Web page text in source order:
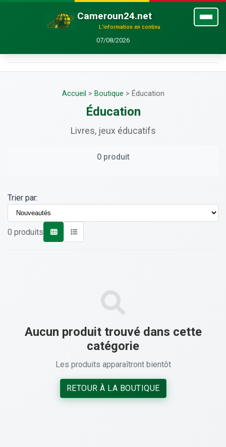
Cameroun24.net
L'information en continu
07/08/2026
Accueil > Boutique > Éducation
Éducation
Livres, jeux éducatifs
0 produit
Trier par:
0 produits
Aucun produit trouvé dans cette
catégorie
Les produits apparaîtront bientôt
RETOUR À LA BOUTIQUE